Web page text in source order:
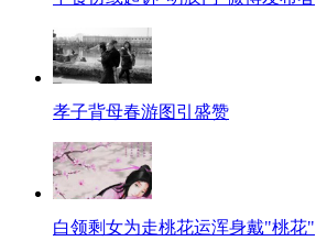
孝子背母春游图引盛赞
白领剩女为走桃花运浑身戴"桃花"